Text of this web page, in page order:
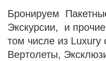
Бронируем
Экскурсии, и прочие
том числе из Luxury
Вертолеты,